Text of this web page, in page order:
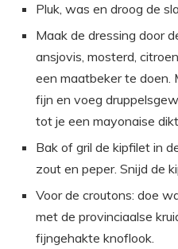
Pluk, was en droog de sla
Maak de dressing door
ansjovis, mosterd,
een maatbeker te doen.
fijn en voeg
tot je een mayonaise
Bak of gril de kipfilet in
zout en peper. Snijd de
Voor de croutons: doe
met de provinciaalse
fijngehakte knoflook.